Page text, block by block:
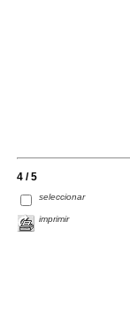
4 / 5
seleccionar
imprimir